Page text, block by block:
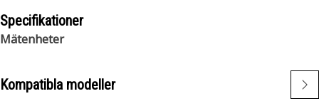
tillämpning, vilket bidrar till att säkerställa topprestanda
och lång livslängd. Eftersom Cat tätningssatser för
fullständig tätning och kunderna får en snabb lösning vid
tidskänsliga reparationer. Detta säkerställer maximal
Specifikationer
Mätenheter
Kompatibla modeller